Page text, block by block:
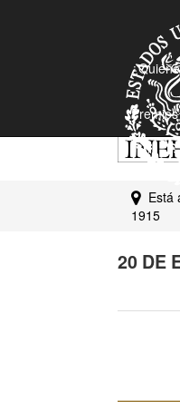
Está
1915
20 DE